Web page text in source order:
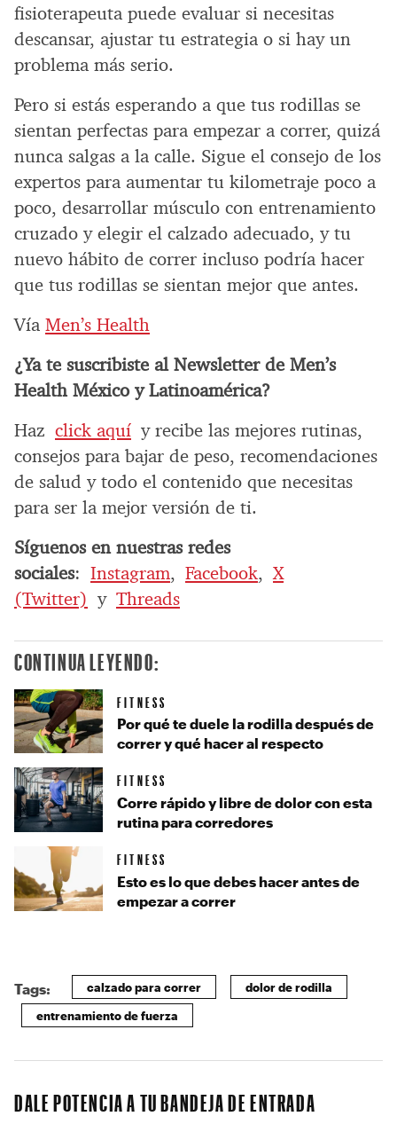
fisioterapeuta puede evaluar si necesitas
descansar, ajustar tu estrategia o si hay un
problema más serio.
Pero si estás esperando a que tus rodillas se
sientan perfectas para empezar a correr, quizá
nunca salgas a la calle. Sigue el consejo de los
expertos para aumentar tu kilometraje poco a
poco, desarrollar músculo con entrenamiento
cruzado y elegir el calzado adecuado, y tu
nuevo hábito de correr incluso podría hacer
que tus rodillas se sientan mejor que antes.
Vía Men’s Health
¿Ya te suscribiste al Newsletter de Men’s
Health México y Latinoamérica?
Haz click aquí y recibe las mejores rutinas,
consejos para bajar de peso, recomendaciones
de salud y todo el contenido que necesitas
para ser la mejor versión de ti.
Síguenos en nuestras redes
sociales: Instagram, Facebook,X
(Twitter) y Threads
CONTINUA LEYENDO:
FITNESS
Por qué te duele la rodilla después de
correr y qué hacer al respecto
FITNESS
Corre rápido y libre de dolor con esta
rutina para corredores
FITNESS
Esto es lo que debes hacer antes de
empezar a correr
Tags: calzado para correr dolor de rodilla
entrenamiento de fuerza
DALE POTENCIA A TU BANDEJA DE ENTRADA